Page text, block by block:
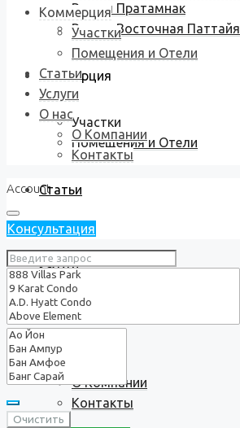
Виллы Пратамнак
Виллы Восточная Паттайя
Коммерция
Участки
Помещения и Отели
Статьи
Услуги
О нас
О Компании
Контакты
Коммерция
Участки
Помещения и Отели
Статьи
Услуги
О нас
О Компании
Контакты
Account
Консультация
Очистить